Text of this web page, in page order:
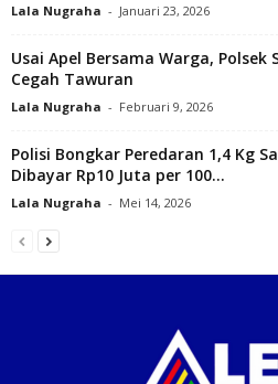
Lala Nugraha - Januari 23, 2026
Usai Apel Bersama Warga,
Cegah Tawuran
Lala Nugraha - Februari 9, 2026
Polisi Bongkar Peredaran 1,4 Kg
Dibayar Rp10 Juta per 100...
Lala Nugraha - Mei 14, 2026